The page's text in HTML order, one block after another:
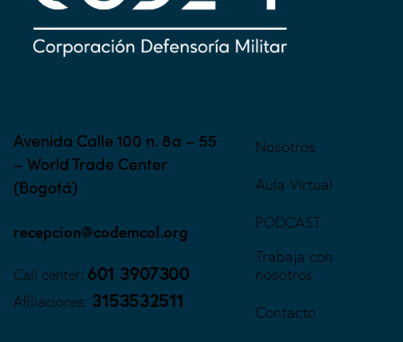
Avenida Calle 100 n. 8a – 55
– World Trade Center
(Bogotá)
recepcion@codemcol.org
Call center: 601 3907300
Afiliaciones: 3153532511
Nosotros
Aula Virtual
PODCAST
Trabaja con
nosotros
Contacto